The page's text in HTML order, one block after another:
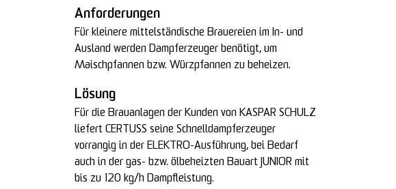
Anforderungen
Für kleinere mittelständische Brauereien im In- und
Ausland werden Dampferzeuger benötigt, um
Maischpfannen bzw. Würzpfannen zu beheizen.
Lösung
Für die Brauanlagen der Kunden von KASPAR SCHULZ
liefert CERTUSS seine Schnelldampferzeuger
vorrangig in der ELEKTRO-Ausführung, bei Bedarf
auch in der gas- bzw. ölbeheizten Bauart JUNIOR mit
bis zu 120 kg/h Dampfleistung.